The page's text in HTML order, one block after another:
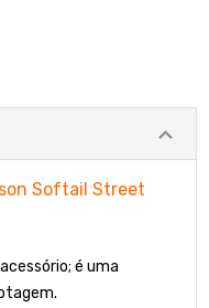
Softail Street
é uma